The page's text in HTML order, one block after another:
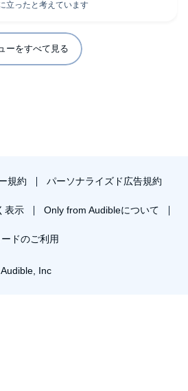
味が明かされる。
る犯罪なら当然騒ぐはずだが、それ
りすぎるので省いたのかも知れな
ーをすべて見る
規約 パーソナライズド広告規約
表示 Only from Audibleについて
ドのご利用
Inc